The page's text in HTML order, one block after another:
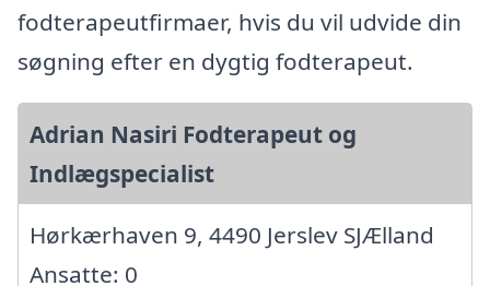
fodterapeutfirmaer, hvis du vil udvide din
søgning efter en dygtig fodterapeut.
Adrian Nasiri Fodterapeut og
Indlægspecialist
Hørkærhaven 9, 4490 Jerslev SJÆlland
Ansatte: 0